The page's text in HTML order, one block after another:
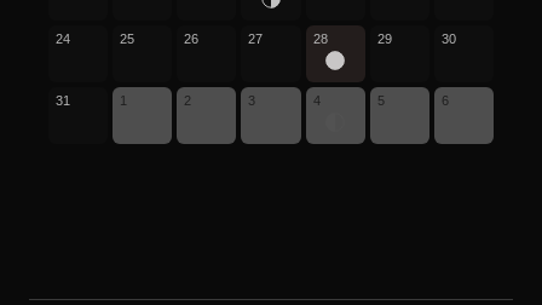
24 25 26 27 28 29 30
31 1 2 3 4 5 6